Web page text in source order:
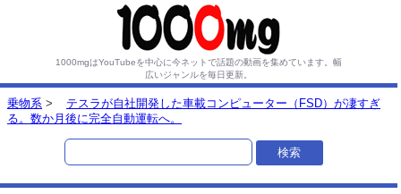
1000mgはYouTubeを中心に今ネットで話題の動画を集めています。 幅
広いジャンルを毎日更新。
乗物系 >
テスラが自社開発した車載コンピューター（FSD）が凄すぎ
る。数か月後に完全自動運転へ。